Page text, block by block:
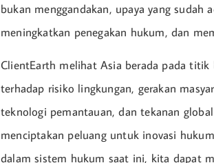
bukan menggandakan, upaya yang sudah
meningkatkan penegakan hukum, dan
ClientEarth melihat Asia berada pada titik
terhadap risiko lingkungan, gerakan
teknologi pemantauan, dan tekanan
menciptakan peluang untuk inovasi
dalam sistem hukum saat ini, kita dapat